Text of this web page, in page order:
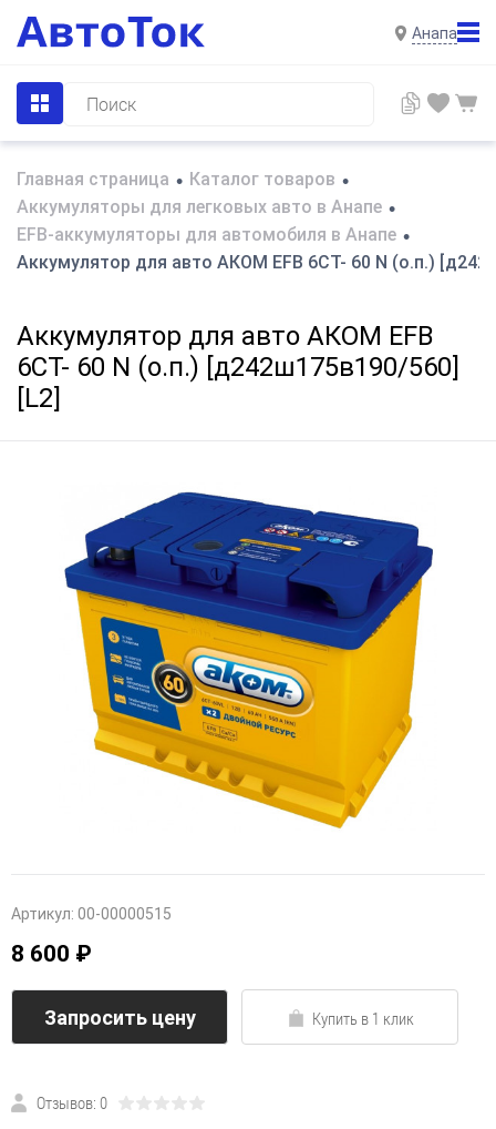
Анапа
Главная страница • Каталог товаров •
Аккумуляторы для легковых авто в Анапе •
EFB-аккумуляторы для автомобиля в Анапе •
Аккумулятор для авто AКОМ EFB 6СТ- 60 N (о.п.)
Аккумулятор для авто AКОМ EFB
6СТ- 60 N (о.п.) [д242ш175в190/560]
[L2]
Артикул: 00-00000515
8 600 ₽
Запросить цену Купить в 1 клик
Отзывов: 0